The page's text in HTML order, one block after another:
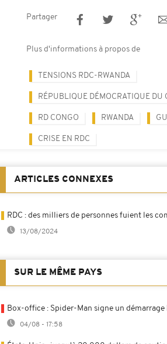
Partager
Plus d'informations à propos de
TENSIONS RDC-RWANDA
RÉPUBLIQUE DÉMOCRATIQUE DU
RD CONGO RWANDA
CRISE EN RDC
ARTICLES CONNEXES
RDC : des milliers de personnes fuient les
13/08/2024
SUR LE MÊME PAYS
Box-office : Spider-Man signe un
04/08 - 17:58